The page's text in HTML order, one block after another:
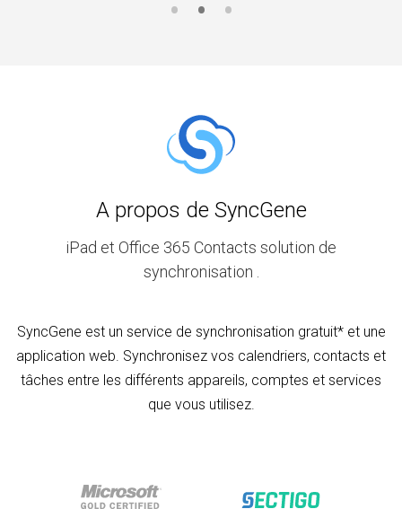
A propos de SyncGene
iPad et Office 365 Contacts solution de
synchronisation .
SyncGene est un service de synchronisation gratuit* et une
application web. Synchronisez vos calendriers, contacts et
tâches entre les différents appareils, comptes et services
que vous utilisez.